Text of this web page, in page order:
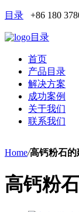
目录 +86 180
目录
首页
产品目录
解决方案
成功案例
关于我们
联系我们
Home/高钙粉石
高钙粉